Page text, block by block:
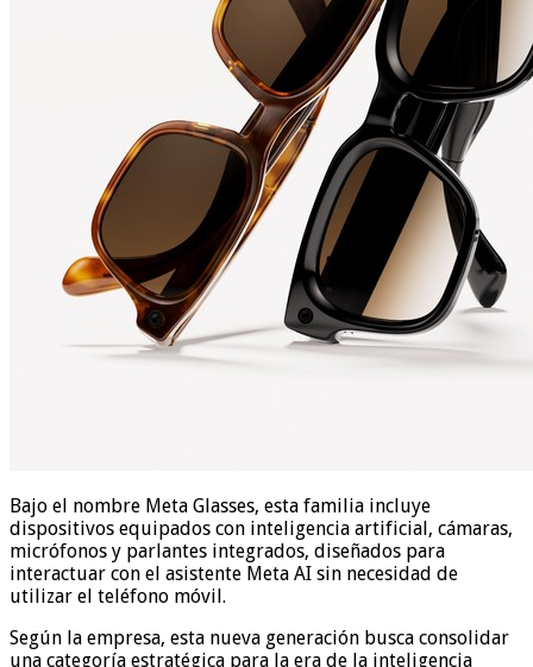
Bajo el nombre Meta Glasses, esta familia incluye
dispositivos equipados con inteligencia artificial, cámaras,
micrófonos y parlantes integrados, diseñados para
interactuar con el asistente Meta AI sin necesidad de
utilizar el teléfono móvil.
Según la empresa, esta nueva generación busca consolidar
una categoría estratégica para la era de la inteligencia